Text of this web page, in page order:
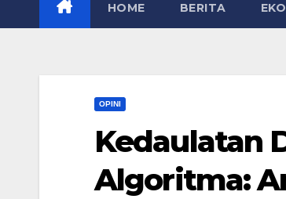
HOME BERITA
OPINI
Kedaulatan
Algoritma: